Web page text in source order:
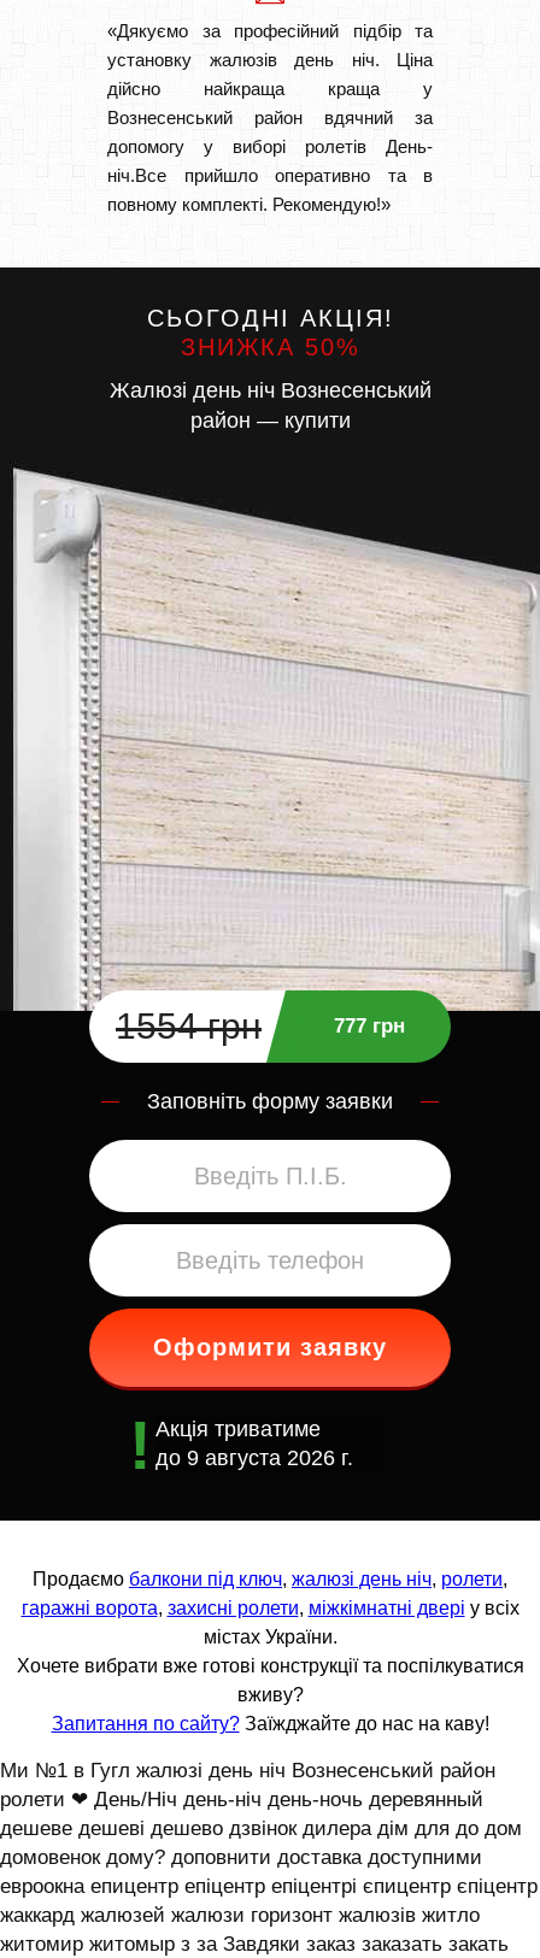
«Дякуємо за професійний підбір та
установку жалюзів день ніч. Ціна
дійсно найкраща краща у
Вознесенський район вдячний за
допомогу у виборі ролетів День-
ніч.Все прийшло оперативно та в
повному комплекті. Рекомендую!»
СЬОГОДНІ АКЦІЯ!
ЗНИЖКА 50%
Жалюзі день ніч Вознесенський
район — купити
1554 грн 777 грн
Заповніть форму заявки
Оформити заявку
Акція триватиме
до 9 августа 2026 г.
Продаємо балкони під ключ, жалюзі день ніч, ролети,
гаражні ворота, захисні ролети, міжкімнатні двері у всіх
містах України.
Хочете вибрати вже готові конструкції та поспілкуватися
вживу?
Запитання по сайту?Заїжджайте до нас на каву!
Ми №1 в Гугл жалюзі день ніч Вознесенський район
ролети ❤ День/Ніч день-ніч день-ночь деревянный
дешеве дешеві дешево дзвінок дилера дім для до дом
домовенок дому? доповнити доставка доступними
евроокна епицентр епіцентр епіцентрі єпицентр єпіцентр
жаккард жалюзей жалюзи горизонт жалюзів житло
житомир житомыр з за Завдяки заказ заказать закать